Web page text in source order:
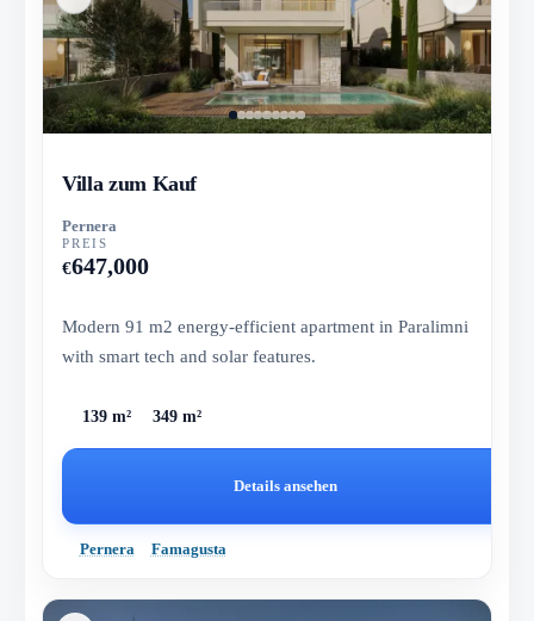
Villa zum Kauf
Pernera
PREIS
€647,000
Modern 91 m2 energy-efficient apartment in Paralimni
with smart tech and solar features.
139 m² 349 m²
Details ansehen
Pernera Famagusta